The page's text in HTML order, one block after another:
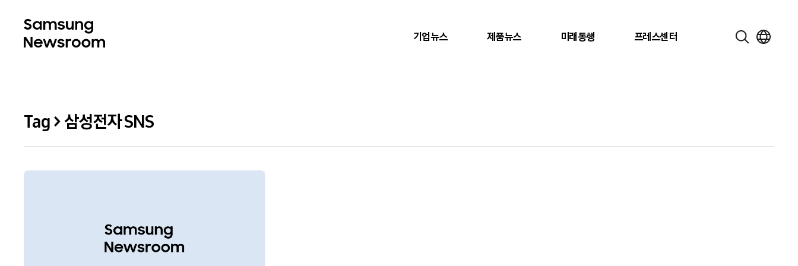
기업뉴스 제품뉴스 미래동행 프레스센터
Tag > 삼성전자 SNS